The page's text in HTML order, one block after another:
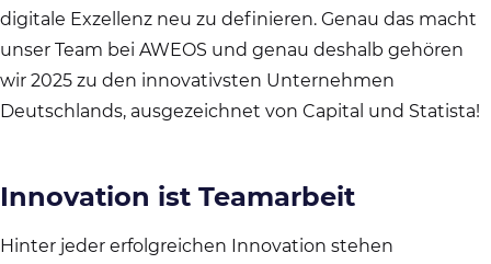
digitale Exzellenz neu zu definieren. Genau das macht
unser Team bei AWEOS und genau deshalb gehören
wir 2025 zu den innovativsten Unternehmen
Deutschlands, ausgezeichnet von Capital und Statista!
Innovation ist Teamarbeit
Hinter jeder erfolgreichen Innovation stehen